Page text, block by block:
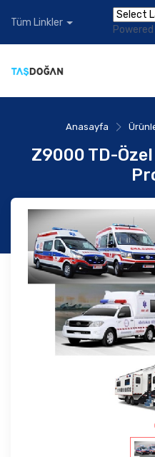
Tüm Linkler
Anasayfa
Z9000 TD-Özel